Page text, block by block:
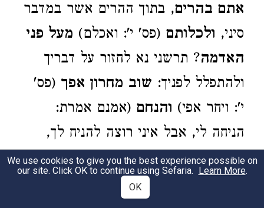
אתם בהרים, בתוך ההרים אשר במדבר
סיני, ולכלותם (פס' י': ואכלם) מעל פני
האדמה? תרשני נא לחזור על דבריך
ולהתפלל לפניך: שוב מחרון אפך (פס'
י': ויחר אפי) והנחם (אמנם אמרת:
הניחה לי, אבל איני רוצה להניח לך,
ואדרבה אני מבקש ממך: הנחם [משחק
הניחה – הנחם)
We use cookies to give you the best experience possible on
our site. Click OK to continue using Sefaria. Learn More.
OK